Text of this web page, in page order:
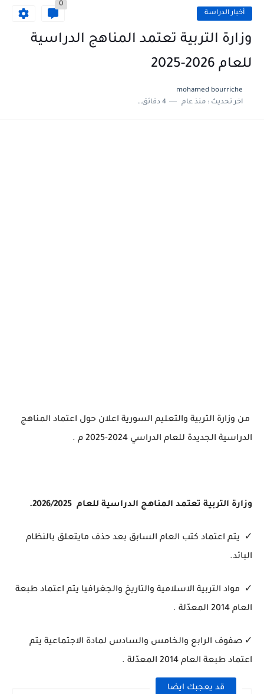
سلم تصحيح مادة اللغة العربية لشهادة التعليم الاساسي والاعدادية الشرعية...
حل أسئلة الكيمياء بكالوريا علمي دورة 2026
أخبار الدراسة
0
وزارة التربية تعتمد المناهج الدراسية
للعام 2026-2025
mohamed bourriche
اخر تحديث :منذ عام 4 دقائق للقراءة
من وزارة التربية والتعليم السورية اعلان حول اعتماد المناهج
الدراسية الجديدة للعام الدراسي 2024-2025 م .
وزارة التربية تعتمد المناهج الدراسية للعام 2026/2025.
✓ يتم اعتماد كتب العام السابق بعد حذف مايتعلق بالنظام
البائد.
✓ مواد التربية الاسلامية والتاريخ والجغرافيا يتم اعتماد طبعة
العام 2014 المعدّلة .
✓ صفوف الرابع والخامس والسادس لمادة الاجتماعية يتم
اعتماد طبعة العام 2014 المعدّلة .
قد يعجبك ايضا